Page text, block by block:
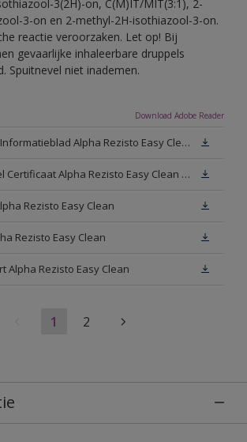
3(2H)-on, C(M)IT/MIT(3:1), 2-
3-on en 2-methyl-2H-isothiazool-3-on.
reactie veroorzaken. Let op! Bij
gevaarlijke inhaleerbare druppels
Spuitnevel niet inademen.
Download Adobe Reader
Technisch Informatieblad Alpha Rezisto Easy Clean (PDF)
EU Ecolabel Certificaat Alpha Rezisto Easy Clean Mat
Rezisto Easy Clean
Rezisto Easy Clean
Alpha Rezisto Easy Clean
1 2